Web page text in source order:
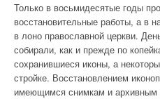
Только в восьмидесятые годы
восстановительные работы, а в
в лоно православной церкви.
собирали, как и прежде по
сохранившиеся иконы, а
стройке. Восстановлением
имеющимся снимкам и